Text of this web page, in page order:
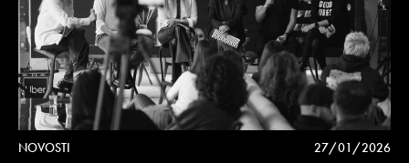
NOVOSTI 27/01/2026